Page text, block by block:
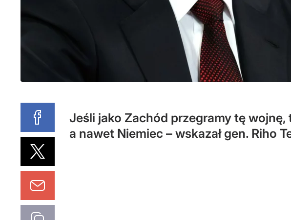
Jeśli jako Zachód przegramy tę
a nawet Niemiec – wskazał gen. Riho